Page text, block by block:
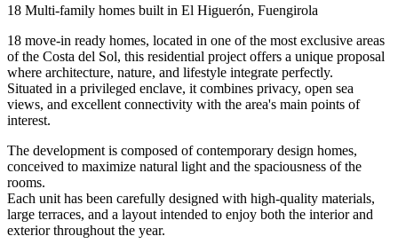
18 Multi-family homes built in El Higuerón, Fuengirola
18 move-in ready homes, located in one of the most exclusive areas
of the Costa del Sol, this residential project offers a unique proposal
where architecture, nature, and lifestyle integrate perfectly.
Situated in a privileged enclave, it combines privacy, open sea
views, and excellent connectivity with the area's main points of
interest.
The development is composed of contemporary design homes,
conceived to maximize natural light and the spaciousness of the
rooms.
Each unit has been carefully designed with high-quality materials,
large terraces, and a layout intended to enjoy both the interior and
exterior throughout the year.